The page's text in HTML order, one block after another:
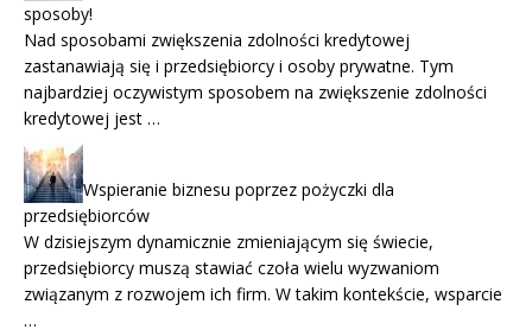
sposoby!
Nad sposobami zwiększenia zdolności kredytowej
zastanawiają się i przedsiębiorcy i osoby prywatne. Tym
najbardziej oczywistym sposobem na zwiększenie zdolności
kredytowej jest …
Wspieranie biznesu poprzez pożyczki dla
przedsiębiorców
W dzisiejszym dynamicznie zmieniającym się świecie,
przedsiębiorcy muszą stawiać czoła wielu wyzwaniom
związanym z rozwojem ich firm. W takim kontekście, wsparcie
…